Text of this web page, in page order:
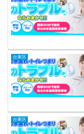
台東区
台東区